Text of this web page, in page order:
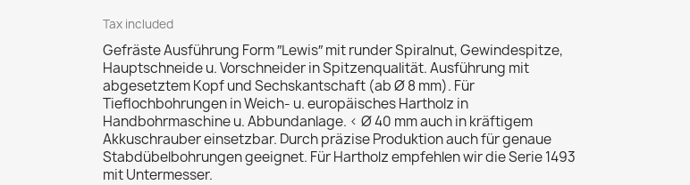
Tax included
Gefräste Ausführung Form ″Lewis″ mit runder Spiralnut, Gewindespitze,
Hauptschneide u. Vorschneider in Spitzenqualität. Ausführung mit
abgesetztem Kopf und Sechskantschaft (ab Ø 8 mm). Für
Tieflochbohrungen in Weich- u. europäisches Hartholz in
Handbohrmaschine u. Abbundanlage. < Ø 40 mm auch in kräftigem
Akkuschrauber einsetzbar. Durch präzise Produktion auch für genaue
Stabdübelbohrungen geeignet. Für Hartholz empfehlen wir die Serie 1493
mit Untermesser.